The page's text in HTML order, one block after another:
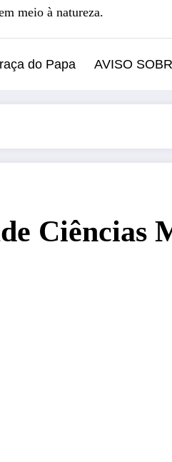
meio à natureza.
do Papa AVISO
Ciências